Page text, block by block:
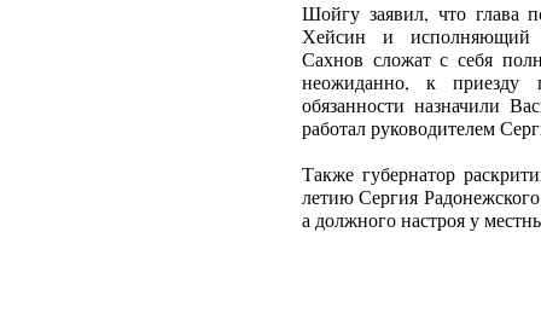
Шойгу заявил, что глава
Хейсин и исполняющий
Сахнов сложат с себя
неожиданно, к приезду
обязанности назначили
работал руководителем
Также губернатор
летию Сергия
а должного настроя у